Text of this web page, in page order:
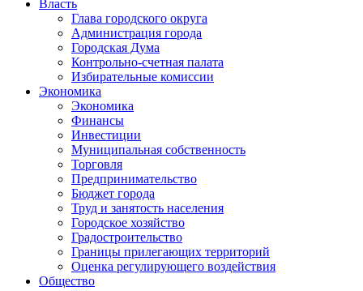
Власть
Глава городского округа
Администрация города
Городская Дума
Контрольно-счетная палата
Избирательные комиссии
Экономика
Экономика
Финансы
Инвестиции
Муниципальная собственность
Торговля
Предпринимательство
Бюджет города
Труд и занятость населения
Городское хозяйство
Градостроительство
Границы прилегающих территорий
Оценка регулирующего воздействия
Общество